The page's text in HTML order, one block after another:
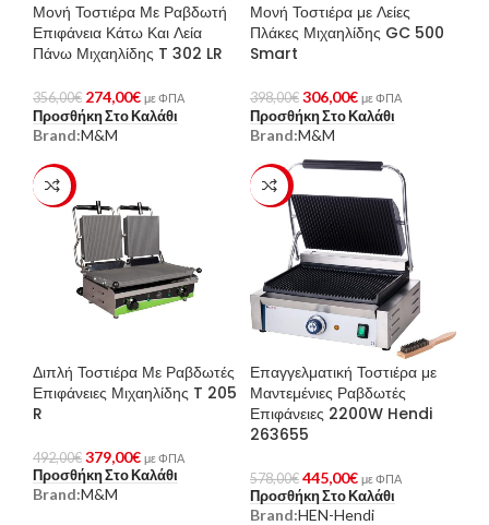
Μονή Τοστιέρα Με Ραβδωτή
Επιφάνεια Κάτω Και Λεία
Πάνω Μιχαηλίδης T 302 LR
356,00€ 274,00€ με ΦΠΑ
Προσθήκη Στο Καλάθι
Brand:M&M
Μονή Τοστιέρα με Λείες
Πλάκες Μιχαηλίδης GC 500
Smart
398,00€ 306,00€ με ΦΠΑ
Προσθήκη Στο Καλάθι
Brand:M&M
-23%
Διπλή Τοστιέρα Με Ραβδωτές
Επιφάνειες Μιχαηλίδης T 205
R
492,00€ 379,00€ με ΦΠΑ
Προσθήκη Στο Καλάθι
Brand:M&M
-23%
Επαγγελματική Τοστιέρα με
Μαντεμένιες Ραβδωτές
Επιφάνειες 2200W Hendi
263655
578,00€ 445,00€ με ΦΠΑ
Προσθήκη Στο Καλάθι
Brand:HEN-Hendi